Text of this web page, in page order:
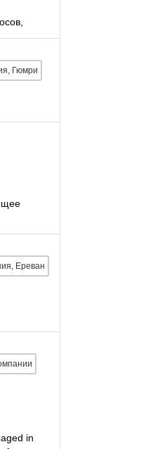
Гюмри
Ереван
in